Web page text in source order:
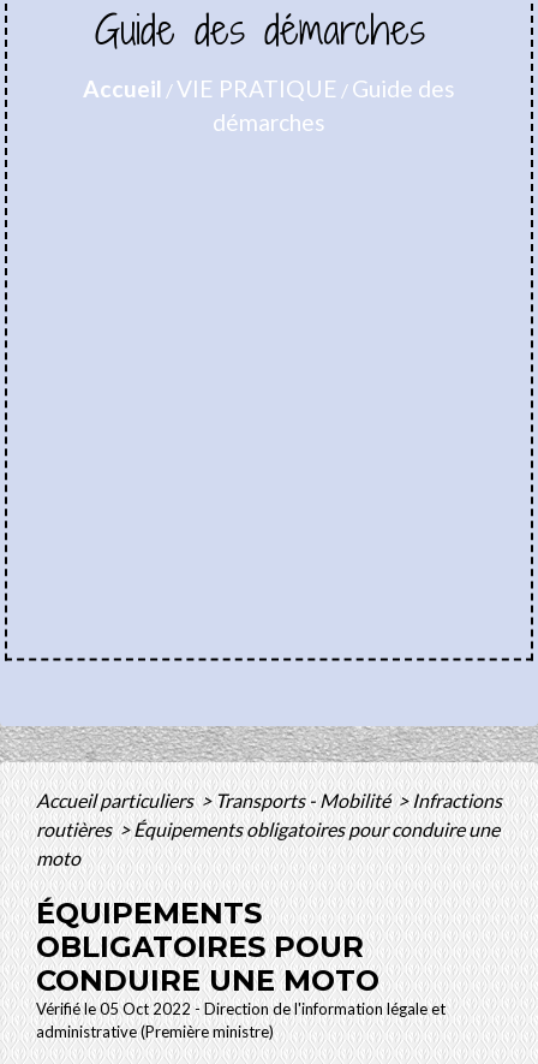
Guide des démarches
Accueil /VIE PRATIQUE / Guide des
démarches
Accueil particuliers>Transports - Mobilité> Infractions
routières > Équipements obligatoires pour conduire une
moto
ÉQUIPEMENTS
OBLIGATOIRES POUR
CONDUIRE UNE MOTO
Vérifié le 05 Oct 2022 - Direction de l'information légale et
administrative (Première ministre)